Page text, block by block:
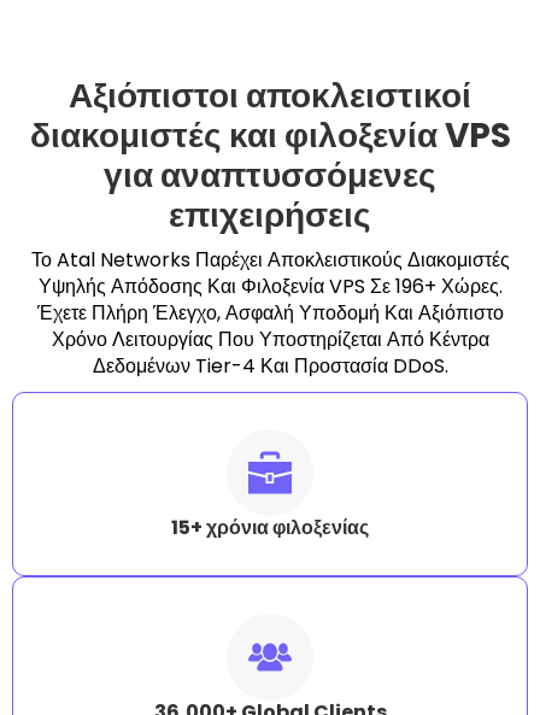
Αξιόπιστοι αποκλειστικοί
διακομιστές και φιλοξενία VPS
για αναπτυσσόμενες
επιχειρήσεις
Το Atal Networks Παρέχει Αποκλειστικούς Διακομιστές
Υψηλής Απόδοσης Και Φιλοξενία VPS Σε 196+ Χώρες.
Έχετε Πλήρη Έλεγχο, Ασφαλή Υποδομή Και Αξιόπιστο
Χρόνο Λειτουργίας Που Υποστηρίζεται Από Κέντρα
Δεδομένων Tier-4 Και Προστασία DDoS.
15+ χρόνια φιλοξενίας